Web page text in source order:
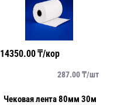
14350.00₸/кор
287.00₸/шт
Чековая лента 80мм 30м